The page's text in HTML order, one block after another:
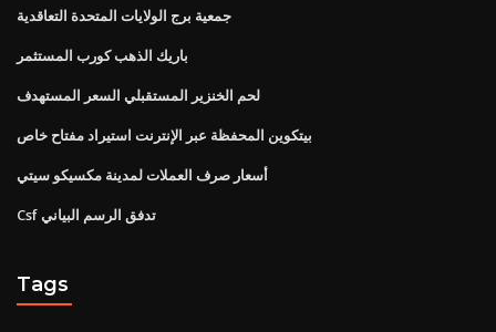
جمعية برج الولايات المتحدة التعاقدية
باريك الذهب كورب المستثمر
لحم الخنزير المستقبلي السعر المستهدف
بيتكوين المحفظة عبر الإنترنت استيراد مفتاح خاص
أسعار صرف العملات لمدينة مكسيكو سيتي
Csf تدفق الرسم البياني
Tags